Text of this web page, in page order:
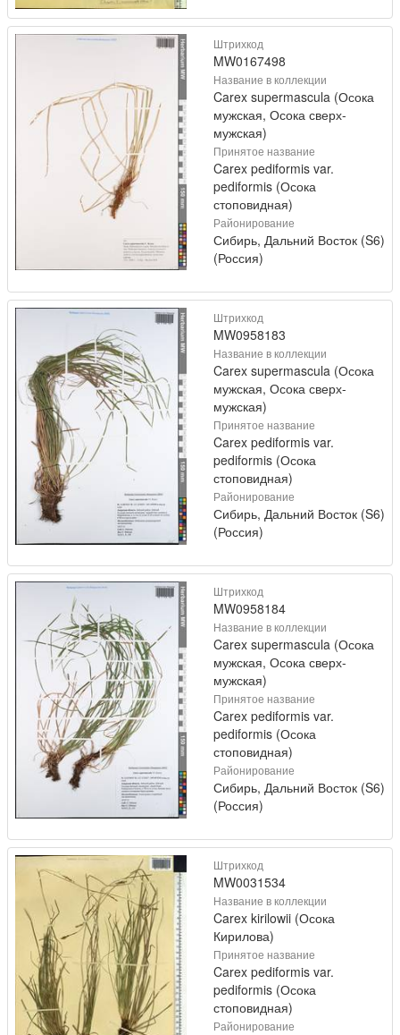
Штрихкод
MW0167498
Название в коллекции
Carex supermascula (Осока
мужская, Осока сверх-
мужская)
Принятое название
Carex pediformis var.
pediformis (Осока
стоповидная)
Районирование
Сибирь, Дальний Восток (S6)
(Россия)
Штрихкод
MW0958183
Название в коллекции
Carex supermascula (Осока
мужская, Осока сверх-
мужская)
Принятое название
Carex pediformis var.
pediformis (Осока
стоповидная)
Районирование
Сибирь, Дальний Восток (S6)
(Россия)
Штрихкод
MW0958184
Название в коллекции
Carex supermascula (Осока
мужская, Осока сверх-
мужская)
Принятое название
Carex pediformis var.
pediformis (Осока
стоповидная)
Районирование
Сибирь, Дальний Восток (S6)
(Россия)
Штрихкод
MW0031534
Название в коллекции
Carex kirilowii (Осока
Кирилова)
Принятое название
Carex pediformis var.
pediformis (Осока
стоповидная)
Районирование